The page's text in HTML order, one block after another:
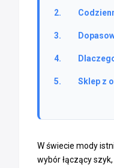
Sklep z
W świecie mody
wybór łączący